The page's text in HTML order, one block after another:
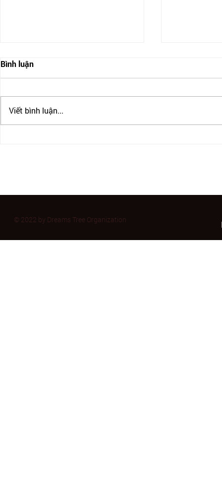
Bình luận
Viết bình luận...
© 2022 by Dreams Tree Organization